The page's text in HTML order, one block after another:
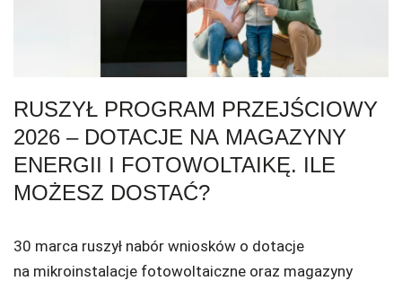
RUSZYŁ PROGRAM PRZEJŚCIOWY
2026 – DOTACJE NA MAGAZYNY
ENERGII I FOTOWOLTAIKĘ. ILE
MOŻESZ DOSTAĆ?
30 marca ruszył nabór wniosków o dotacje
na mikroinstalacje fotowoltaiczne oraz magazyny